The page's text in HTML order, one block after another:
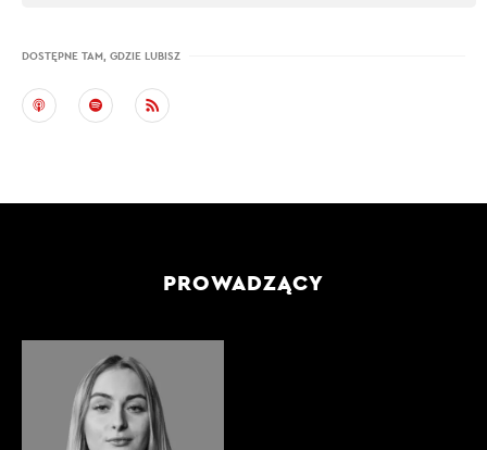
DOSTĘPNE TAM, GDZIE LUBISZ
PROWADZĄCY